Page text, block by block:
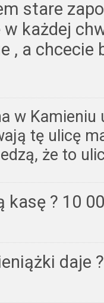
stare
każdej
, a chcecie
w Kamieniu
tę ulicę
że to
kasę ? 10
daje